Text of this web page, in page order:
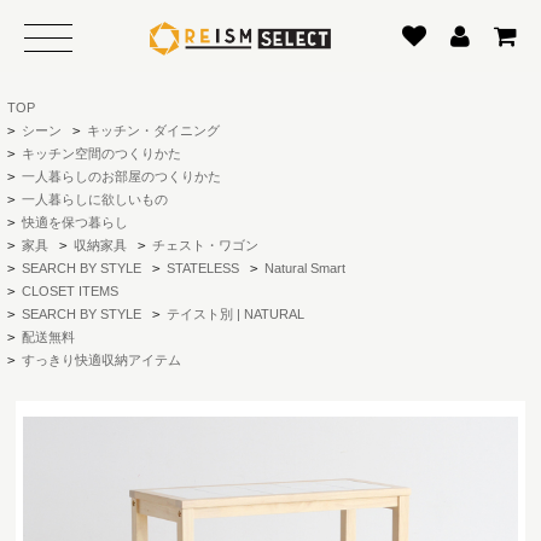
TOP
> シーン > キッチン・ダイニング
> キッチン空間のつくりかた
> 一人暮らしのお部屋のつくりかた
> 一人暮らしに欲しいもの
> 快適を保つ暮らし
> 家具 > 収納家具 > チェスト・ワゴン
> SEARCH BY STYLE > STATELESS > Natural Smart
> CLOSET ITEMS
> SEARCH BY STYLE > テイスト別 | NATURAL
> 配送無料
> すっきり快適収納アイテム